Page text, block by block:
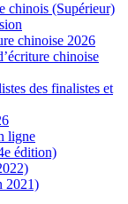
chinois (Supérieur)
chinoise 2026
chinoise
des finalistes et
ligne
édition)
2021)